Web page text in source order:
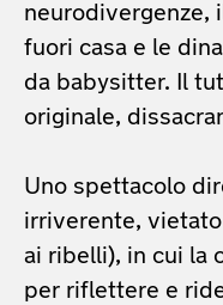
neurodivergenze,
fuori casa e le
da babysitter. Il
originale,
Uno spettacolo
irriverente,
ai ribelli), in cui la
per riflettere e